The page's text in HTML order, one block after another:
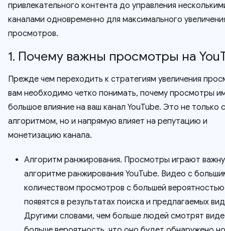
привлекательного контента до управления
каналами одновременно для максимального
просмотров.
1. Почему важны просмотры на
Прежде чем переходить к стратегиям увеличения
вам необходимо четко понимать, почему просмотры
большое влияние на ваш канал YouTube. Это не только
алгоритмом, но и напрямую влияет на репутацию и
монетизацию канала.
Алгоритм ранжирования. Просмотры играют
алгоритме ранжирования YouTube. Видео с
количеством просмотров с большей вероятностью
появятся в результатах поиска и предлагаемых
Другими словами, чем больше людей смотрят